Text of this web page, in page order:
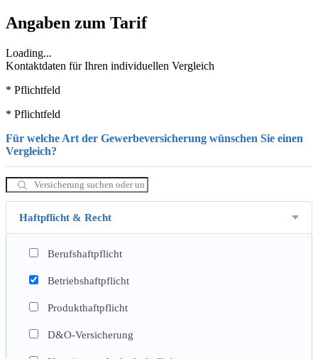
Angaben zum Tarif
Loading...
Kontaktdaten für Ihren individuellen Vergleich
* Pflichtfeld
* Pflichtfeld
Für welche Art der Gewerbeversicherung wünschen Sie einen
Vergleich?
Haftpflicht & Recht
Berufshaftpflicht
Betriebshaftpflicht
Produkthaftpflicht
D&O-Versicherung